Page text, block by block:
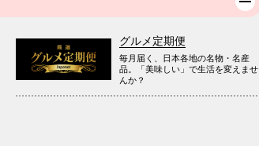
グルメ定期便
毎月届く、日本各地の名物・名産
品。「美味しい」で生活を変えませ
んか？